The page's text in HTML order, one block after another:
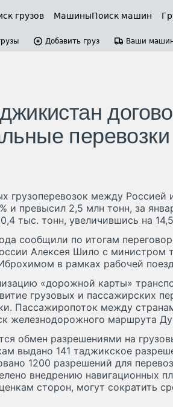
грузов МашиныПоиск машин
Добавить груз Ваши
перевозки
грузоперевозок между Россией
и превысил 2,5 млн тонн, за
тыс. тонн, увеличившись на
сообщили по итогам
Алексея Шило с министром
в рамках рабочей
«дорожной карты»
грузовых и пассажирских
Пассажиропоток между
железнодорожного маршрута
обмен разрешениями на
выдано 141 таджикское
1200 разрешений для
внедрению навигационных
сторон, могут сократить